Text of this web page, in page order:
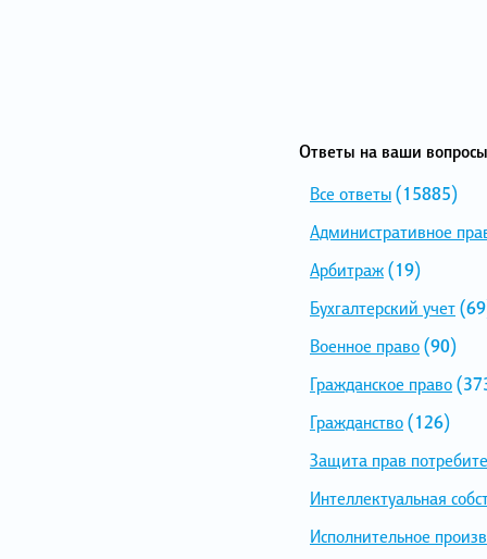
Ответы на ваши
Все ответы(15885)
Административное
Арбитраж(19)
Бухгалтерский учет
Военное право(90)
Гражданское право
Гражданство(126)
Защита прав
Интеллектуальная
Исполнительное